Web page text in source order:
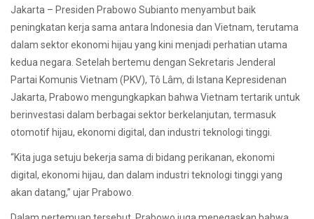
Jakarta – Presiden Prabowo Subianto menyambut baik
peningkatan kerja sama antara Indonesia dan Vietnam, terutama
dalam sektor ekonomi hijau yang kini menjadi perhatian utama
kedua negara. Setelah bertemu dengan Sekretaris Jenderal
Partai Komunis Vietnam (PKV), Tô Lâm, di Istana Kepresidenan
Jakarta, Prabowo mengungkapkan bahwa Vietnam tertarik untuk
berinvestasi dalam berbagai sektor berkelanjutan, termasuk
otomotif hijau, ekonomi digital, dan industri teknologi tinggi.
“Kita juga setuju bekerja sama di bidang perikanan, ekonomi
digital, ekonomi hijau, dan dalam industri teknologi tinggi yang
akan datang,” ujar Prabowo.